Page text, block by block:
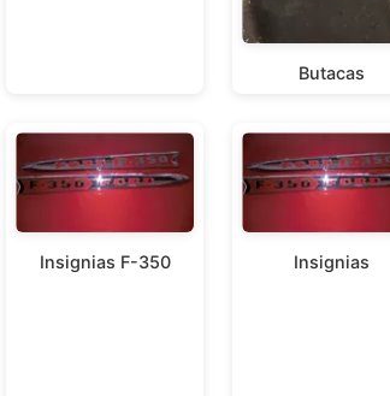
Butacas
Insignias F-350 Insignias